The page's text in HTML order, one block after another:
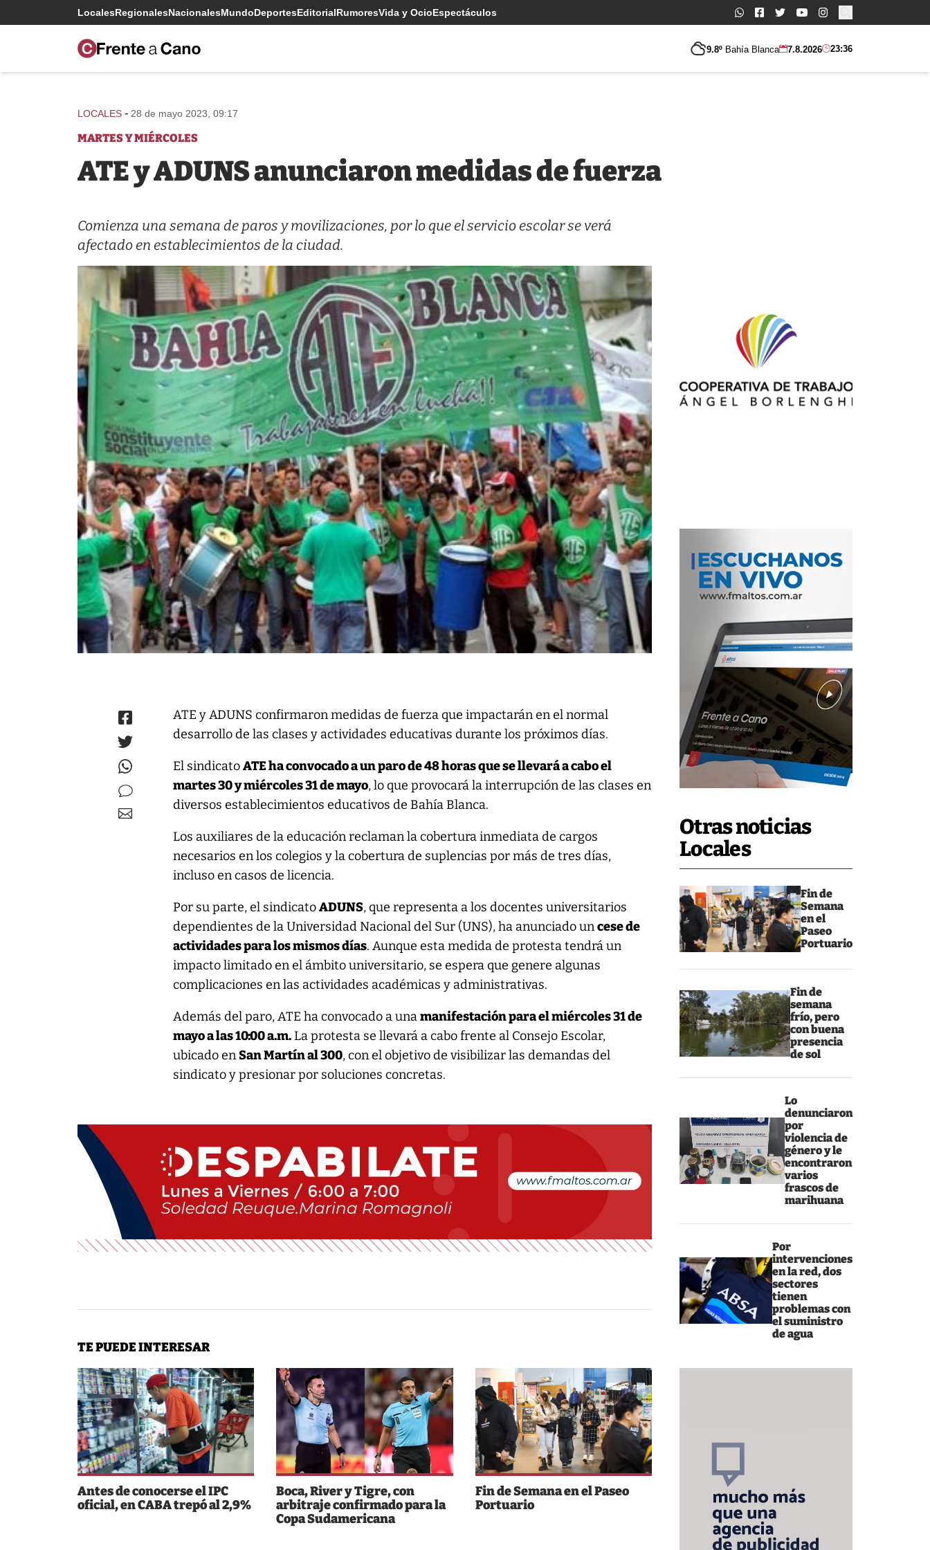
LocalesRegionalesNacionalesMundoDeportesEditorialRumoresVida y OcioEspectáculos Buscar:
9.8º Bahía Blanca 7.8.2026 23:36
Otras noticias
Locales
Fin de
Semana
en el
Paseo
Portuario
Fin de
semana
frío, pero
con buena
presencia
de sol
Lo
denunciaron
por
violencia de
género y le
encontraron
varios
frascos de
marihuana
Por
intervenciones
en la red, dos
sectores
tienen
problemas con
el suministro
de agua
LOCALES - 28 de mayo 2023, 09:17
MARTES Y MIÉRCOLES
ATE y ADUNS anunciaron medidas de fuerza
Comienza una semana de paros y movilizaciones, por lo que el servicio escolar se verá
afectado en establecimientos de la ciudad.
ATE y ADUNS confirmaron medidas de fuerza que impactarán en el normal
desarrollo de las clases y actividades educativas durante los próximos días.
El sindicatoATE ha convocado a un paro de 48 horas que se llevará a cabo el
martes 30 y miércoles 31 de mayo, lo que provocará la interrupción de las clases en
diversos establecimientos educativos de Bahía Blanca.
Los auxiliares de la educación reclaman la cobertura inmediata de cargos
necesarios en los colegios y la cobertura de suplencias por más de tres días,
incluso en casos de licencia.
Por su parte, el sindicatoADUNS, que representa a los docentes universitarios
dependientes de la Universidad Nacional del Sur (UNS), ha anunciado uncese de
actividades para los mismos días. Aunque esta medida de protesta tendrá un
impacto limitado en el ámbito universitario, se espera que genere algunas
complicaciones en las actividades académicas y administrativas.
Además del paro, ATE ha convocado a unamanifestación para el miércoles 31 de
mayo a las 10:00 a.m.La protesta se llevará a cabo frente al Consejo Escolar,
ubicado enSan Martín al 300, con el objetivo de visibilizar las demandas del
sindicato y presionar por soluciones concretas.
TE PUEDE INTERESAR
Antes de conocerse el IPC
oficial, en CABA trepó al 2,9%
Boca, River y Tigre, con
arbitraje confirmado para la
Copa Sudamericana
Fin de Semana en el Paseo
Portuario